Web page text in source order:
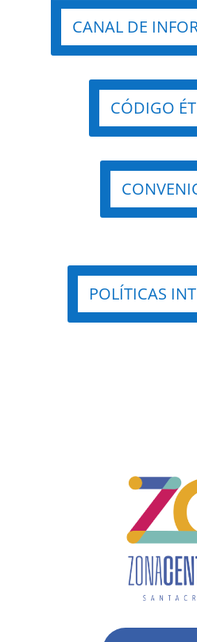
CANAL DE
CÓDIGO
POLÍTICAS